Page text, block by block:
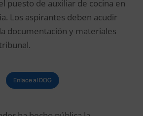
puesto de auxiliar de cocina en
Los aspirantes deben acudir
documentación y materiales
Enlace al DOG